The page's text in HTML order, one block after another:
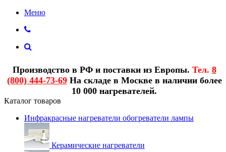
Меню
Производство в РФ и поставки из Европы. Тел. 8
(800) 444-73-69На складе в Москве в наличии более
10 000 нагревателей.
Каталог товаров
Инфракрасные нагреватели обогреватели лампы
Керамические нагреватели